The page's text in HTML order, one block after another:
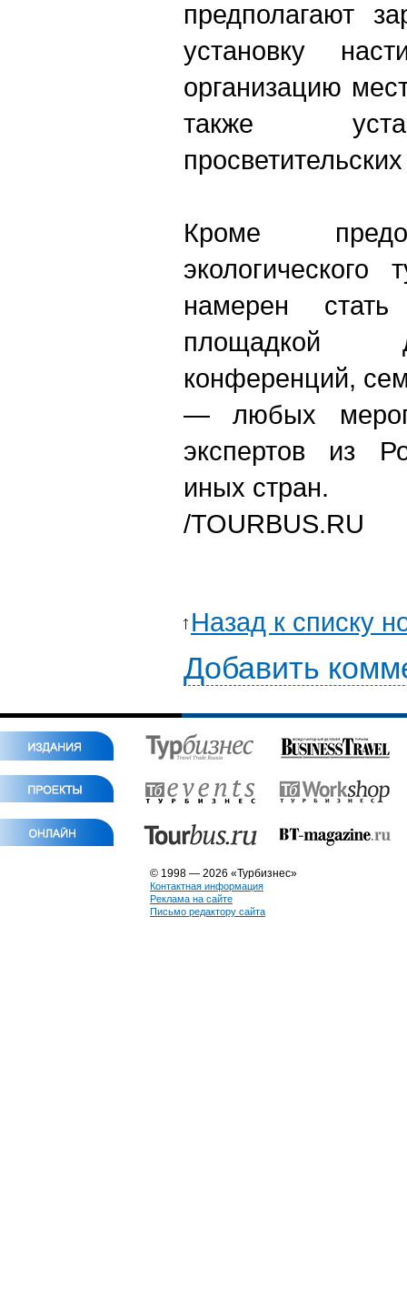
предполагают
установку
организацию
также
Кроме
намерен
площадкой
конференций,
— любых
экспертов из
иных стран.
/TOURBUS.RU
Назад к списку
Добавить
© 1998 — 2026 «Турбизнес»
Контактная информация
Реклама на сайте
Письмо редактору сайта